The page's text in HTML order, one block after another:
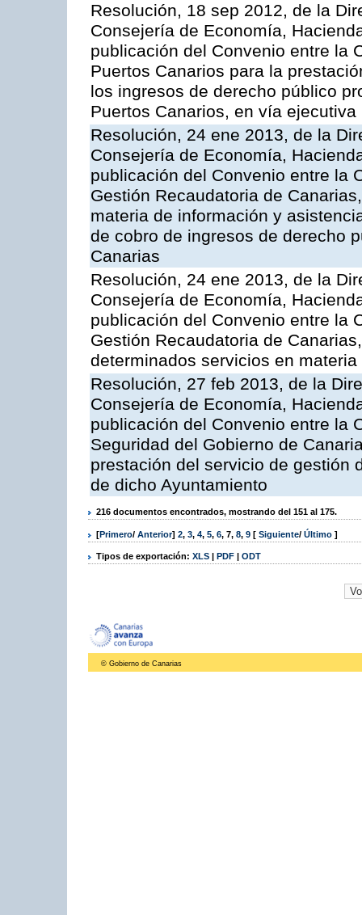
Resolución, 18 sep 2012, de la
Consejería de Economía,
publicación del Convenio entre la
Puertos Canarios para la
los ingresos de derecho público
Puertos Canarios, en vía ejecutiva
Resolución, 24 ene 2013, de la
Consejería de Economía,
publicación del Convenio entre la
Gestión Recaudatoria de
materia de información y
de cobro de ingresos de derecho
Canarias
Resolución, 24 ene 2013, de la
Consejería de Economía,
publicación del Convenio entre la
Gestión Recaudatoria de
determinados servicios en materia
Resolución, 27 feb 2013, de la
Consejería de Economía,
publicación del Convenio entre la
Seguridad del Gobierno de
prestación del servicio de gestión
de dicho Ayuntamiento
216 documentos encontrados, mostrando del 151 al 175.
[Primero/ Anterior] 2, 3, 4, 5, 6, 7, 8, 9 [ Siguiente/ Último ]
Tipos de exportación: XLS | PDF | ODT
© Gobierno de Canarias